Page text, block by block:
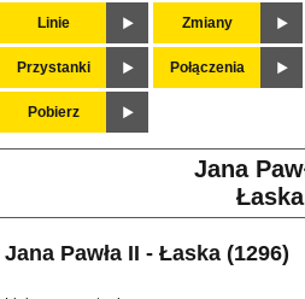
Linie Zmiany
Przystanki Połączenia
Pobierz
Jana
Łaska
Jana Pawła II - Łaska (1296)